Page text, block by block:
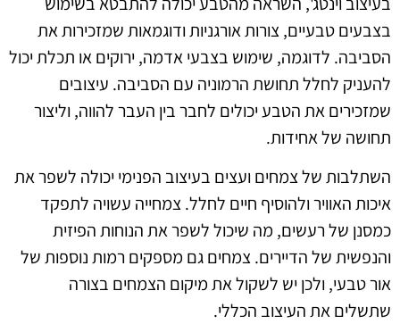
בצבעים טבעיים, צורות אורגניות ודוגמאות שמזכירות את
הסביבה. לדוגמה, שימוש בצבעי אדמה, ירוקים או תכלת יכול
להעניק לחלל תחושת הרמוניה עם הסביבה. עיצובים
שמזכירים את הטבע יכולים לחבר בין העבר להווה, וליצור
תחושה של אחידות.
השתלבות של צמחים ועצים בעיצוב הפנימי יכולה לשפר את
איכות האוויר ולהוסיף חיים לחלל. צמחייה עשויה לתפקד
כמסנן של רעשים, מה שיכול לשפר את הנוחות הפיזית
והנפשית של הדיירים. צמחים גם מספקים רמות נוספות של
אור טבעי, ולכן יש לשקול את מיקום הצמחים בצורה
שתשלים את העיצוב הכללי.